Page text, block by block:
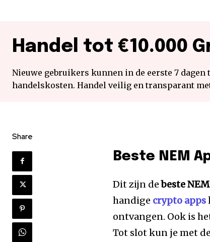
Handel tot €10.000
Nieuwe gebruikers kunnen in de eerste 7 dagen
handelskosten. Handel veilig en transparant
Share
Beste NEM
Dit zijn debeste
handige crypto apps
ontvangen. Ook is
Tot slot kun je met